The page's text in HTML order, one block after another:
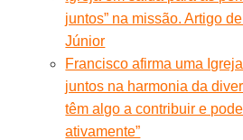
juntos” na missão. Artigo
Júnior
Francisco afirma uma
juntos na harmonia da
têm algo a contribuir e
ativamente”